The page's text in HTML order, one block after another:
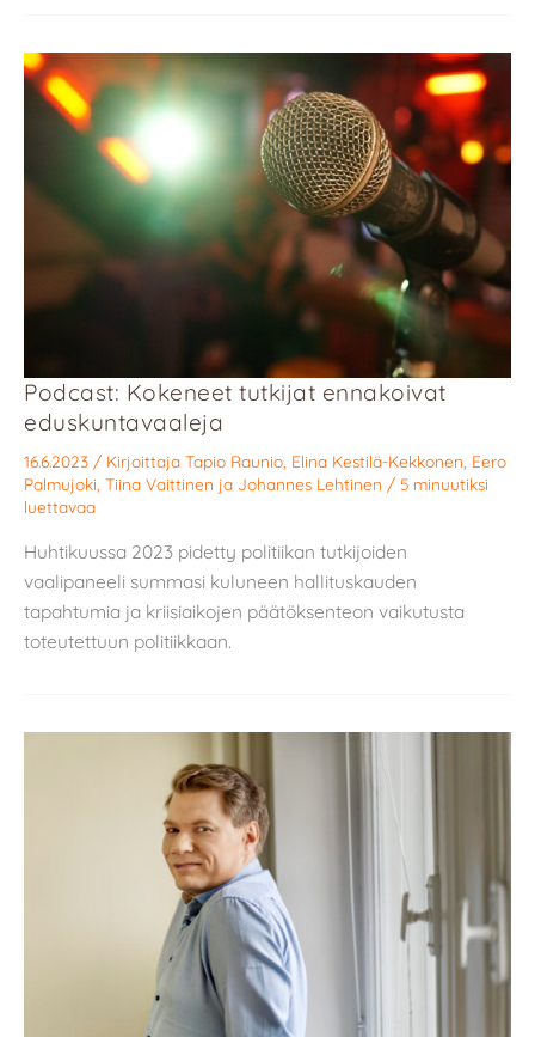
Podcast: Kokeneet tutkijat ennakoivat
eduskuntavaaleja
16.6.2023 / Kirjoittaja Tapio Raunio Elina Kestilä-Kekkonen Eero
Palmujoki Tiina Vaittinen ja Johannes Lehtinen / 5 minuutiksi
luettavaa
Huhtikuussa 2023 pidetty politiikan tutkijoiden
vaalipaneeli summasi kuluneen hallituskauden
tapahtumia ja kriisiaikojen päätöksenteon vaikutusta
toteutettuun politiikkaan.